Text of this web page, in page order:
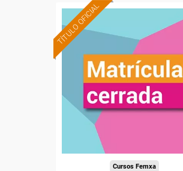
TÍTULO OFICIAL
Cursos Femxa